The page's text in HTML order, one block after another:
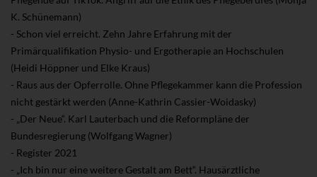
K. Schünemann)
- Schon viel erreicht. Zehn Jahre Erfahrung mit der
Primärqualifikation Physio- und Ergotherapie an Hochschulen
(Heidi Höppner und Elke Kraus)
- Raus aus der Opferrolle. Ohne Pflegekammer kann die Profession
nicht gestärkt werden (Anne-Kathrin Cassier-Woidasky)
- „Der Neue“. Karl Lauterbach und die Reformpläne der
Bundesregierung (Wolfgang Wagner)
- Register 2021
- „Ich bin nur eine weitere Gestalt am Bett“. Hausärztliche